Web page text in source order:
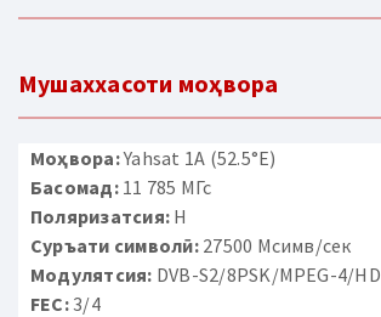
Мушаххасоти моҳвора
Моҳвора:Yahsat 1A (52.5°E)
Басомад:11 785 МГс
Поляризатсия: H
Суръати символӣ:27500 Мсимв/сек
Модулятсия: DVB-S2/8PSK/MPEG-4/HD
FEC:3/4